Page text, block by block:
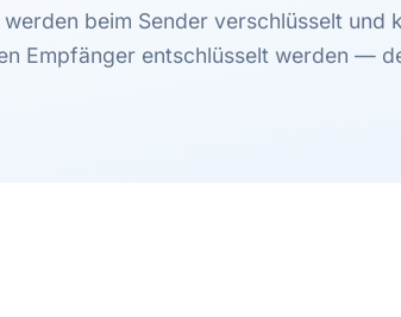
beim Sender verschlüsselt und
Empfänger entschlüsselt werden —